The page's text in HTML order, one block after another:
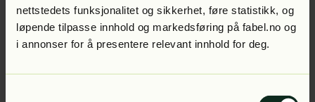
nettstedets funksjonalitet og sikkerhet, føre statistikk, og
løpende tilpasse innhold og markedsføring på fabel.no og
i annonser for å presentere relevant innhold for deg.